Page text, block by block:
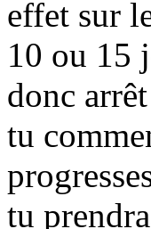
effet sur
10 ou 15
donc
tu
tu